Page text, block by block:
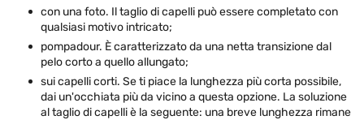
con una foto. Il taglio di capelli può essere completato con
qualsiasi motivo intricato;
pompadour. È caratterizzato da una netta transizione dal
pelo corto a quello allungato;
sui capelli corti. Se ti piace la lunghezza più corta possibile,
dai un'occhiata più da vicino a questa opzione. La soluzione
al taglio di capelli è la seguente: una breve lunghezza rimane